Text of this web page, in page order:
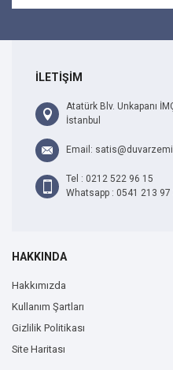
İLETİŞİM
Atatürk Blv. Unkapanı
İstanbul
Email:
Tel : 0212 522 96 15
Whatsapp : 0541 213 97
HAKKINDA
Hakkımızda
Kullanım Şartları
Gizlilik Politikası
Site Haritası